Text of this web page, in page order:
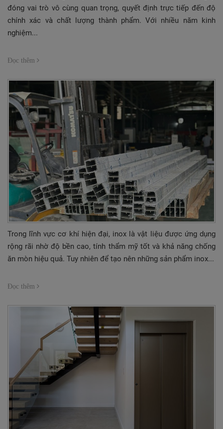
đóng vai trò vô cùng quan trọng, quyết định trực tiếp đến độ
chính xác và chất lượng thành phẩm. Với nhiều năm kinh
nghiệm...
Đọc thêm
Trong lĩnh vực cơ khí hiện đại, inox là vật liệu được ứng dụng
rộng rãi nhờ độ bền cao, tính thẩm mỹ tốt và khả năng chống
ăn mòn hiệu quả. Tuy nhiên để tạo nên những sản phẩm inox...
Đọc thêm